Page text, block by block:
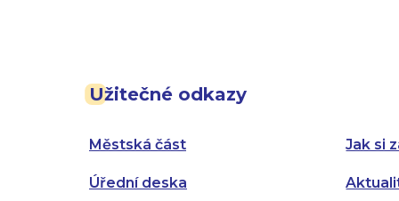
Užitečné odkazy
Městská část
Úřední deska
Jak si